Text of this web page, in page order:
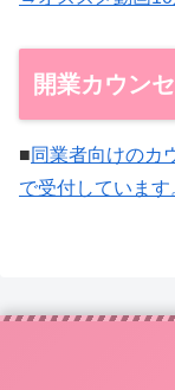
開業カウン
■同業者向けのカ
で受付しています